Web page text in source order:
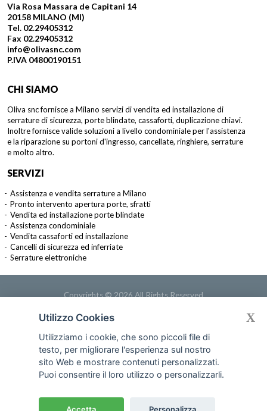
Via Rosa Massara de Capitani 14
20158 MILANO (MI)
Tel. 02.29405312
Fax 02.29405312
info@olivasnc.com
P.IVA 04800190151
CHI SIAMO
Oliva snc fornisce a Milano servizi di vendita ed installazione di
serrature di sicurezza, porte blindate, cassaforti, duplicazione chiavi.
Inoltre fornisce valide soluzioni a livello condominiale per l'assistenza
e la riparazione su portoni d'ingresso, cancellate, ringhiere, serrature
e molto altro.
SERVIZI
Assistenza e vendita serrature a Milano
Pronto intervento apertura porte, sfratti
Vendita ed installazione porte blindate
Assistenza condominiale
Vendita cassaforti ed installazione
Cancelli di sicurezza ed inferriate
Serrature elettroniche
Copyrights © 2026 All Rights Reserved
P.IVA 04800190151
Web Design Grafocart
info@olivasnc.com
Utilizzo Cookies
Utilizziamo i cookie, che sono piccoli file di
testo, per migliorare l'esperienza sul nostro
sito Web e mostrare contenuti personalizzati.
Puoi consentire il loro utilizzo o personalizzarli.
X